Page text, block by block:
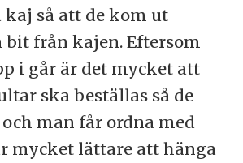
kaj så att de kom ut
från kajen. Eftersom
i går är det mycket att
ska beställas så de
man får ordna med
mycket lättare att hänga